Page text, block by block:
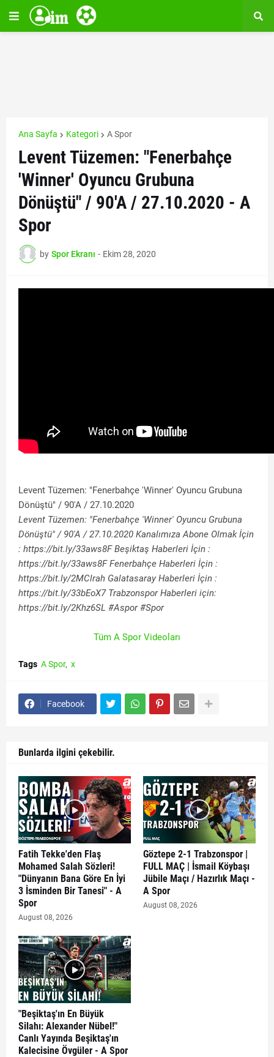
Ana Sayfa Kategori A Spor
Levent Tüzemen: "Fenerbahçe
'Winner' Oyuncu Grubuna
Dönüştü" / 90'A / 27.10.2020 - A
Spor
by Spor Ekranı - Ekim 28, 2020
Levent Tüzemen: "Fenerbahçe 'Winner' Oyuncu Grubuna
Dönüştü" / 90'A / 27.10.2020
Levent Tüzemen: "Fenerbahçe 'Winner' Oyuncu Grubuna
Dönüştü" / 90'A / 27.10.2020 Kanalımıza Abone Olmak İçin
: https://bit.ly/33aws8F Beşiktaş Haberleri İçin :
https://bit.ly/33aws8F Fenerbahçe Haberleri İçin :
https://bit.ly/2MClrah Galatasaray Haberleri İçin :
https://bit.ly/33bEoX7 Trabzonspor Haberleri için:
https://bit.ly/2Khz6SL #Aspor #Spor
Tüm A Spor Videoları
Tags A Spor x
Facebook
Bunlarda ilgini çekebilir.
Fatih Tekke'den Flaş
Mohamed Salah Sözleri!
"Dünyanın Bana Göre En İyi
3 İsminden Bir Tanesi" - A
Spor
August 08, 2026
Göztepe 2-1 Trabzonspor |
FULL MAÇ | İsmail Köybaşı
Jübile Maçı / Hazırlık Maçı -
A Spor
August 08, 2026
"Beşiktaş'ın En Büyük
Silahı: Alexander Nübel!"
Canlı Yayında Beşiktaş'ın
Kalecisine Övgüler - A Spor